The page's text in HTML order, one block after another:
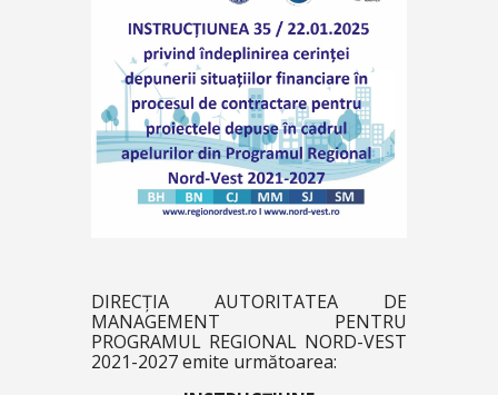
DIRECȚIA AUTORITATEA DE
MANAGEMENT PENTRU
PROGRAMUL REGIONAL NORD-VEST
2021-2027 emite următoarea: